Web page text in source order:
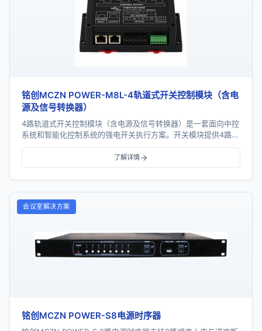
铭创MCZN POWER-M8L-4轨道式开关控制模块（含电
源及信号转换器）
4路轨道式开关控制模块（含电源及信号转换器）是一套面向中控
系统和智能化控制系统的强电开关执行方案。开关模块提供4路继
电器输出，支持RS485通信、手动控制、地址...
了解详情
会议室解决方案
铭创MCZN POWER-S8电源时序器